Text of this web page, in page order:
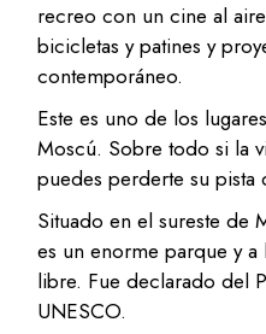
recreo con un cine al
bicicletas y patines y
contemporáneo.
Este es uno de los
Moscú. Sobre todo si la
puedes perderte su pista
Situado en el sureste de
es un enorme parque y a
libre. Fue declarado del
UNESCO.